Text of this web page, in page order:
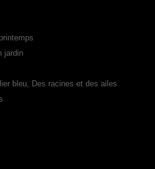
jardin
bleu, Des racines et des ailes